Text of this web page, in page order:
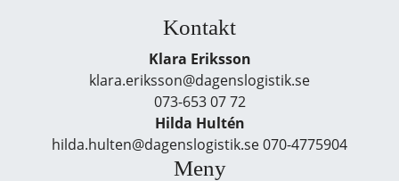
Kontakt
Klara Eriksson
klara.eriksson@dagenslogistik.se
073-653 07 72
Hilda Hultén
hilda.hulten@dagenslogistik.se 070-4775904
Meny